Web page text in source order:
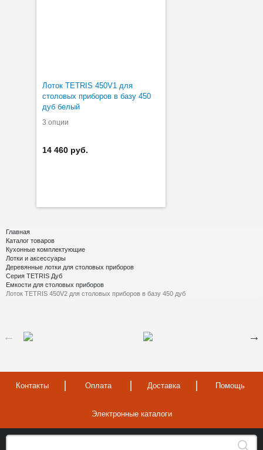
Лоток TETRIS 450V1 для
столовых приборов в базу 450
дуб белый
3 опции
14 460 руб.
Главная
Каталог товаров
Кухонные комплектующие
Лотки и аксессуары
Деревянные лотки для столовых приборов
Серия TETRIS Дуб
Емкости для столовых приборов
Лоток TETRIS 450V2 для столовых приборов в базу 450 дуб
Контакты Оплата Доставка Помощь
Электронные каталоги